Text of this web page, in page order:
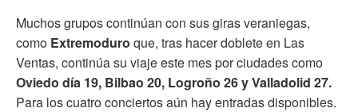
Muchos grupos continúan con sus giras veraniegas,
como Extremoduro que, tras hacer doblete en Las
Ventas, continúa su viaje este mes por ciudades como
Oviedo día 19, Bilbao 20, Logroño 26 y Valladolid 27.
Para los cuatro conciertos aún hay entradas disponibles.